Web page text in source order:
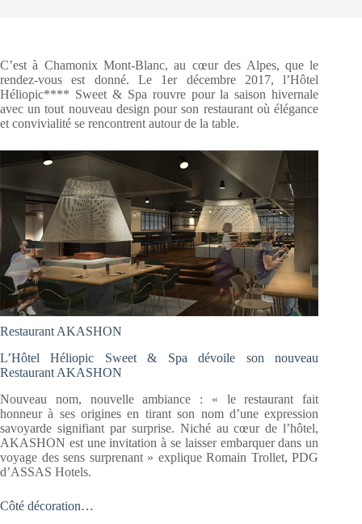
C’est à Chamonix Mont-Blanc, au cœur des Alpes, que le
rendez-vous est donné. Le 1er décembre 2017, l’Hôtel
Héliopic**** Sweet & Spa rouvre pour la saison hivernale
avec un tout nouveau design pour son restaurant où élégance
et convivialité se rencontrent autour de la table.
Restaurant AKASHON
L’Hôtel Héliopic Sweet & Spa dévoile son nouveau
Restaurant AKASHON
Nouveau nom, nouvelle ambiance : « le restaurant fait
honneur à ses origines en tirant son nom d’une expression
savoyarde signifiant par surprise. Niché au cœur de l’hôtel,
AKASHON est une invitation à se laisser embarquer dans un
voyage des sens surprenant » explique Romain Trollet, PDG
d’ASSAS Hotels.
Côté décoration…